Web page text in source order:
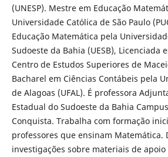
(UNESP). Mestre em Educação
Universidade Católica de São Paulo
Educação Matemática pela
Sudoeste da Bahia (UESB), Licenciada
Centro de Estudos Superiores de
Bacharel em Ciências Contábeis pela
de Alagoas (UFAL). É professora
Estadual do Sudoeste da Bahia
Conquista. Trabalha com formação
professores que ensinam Matemática.
investigações sobre materiais de